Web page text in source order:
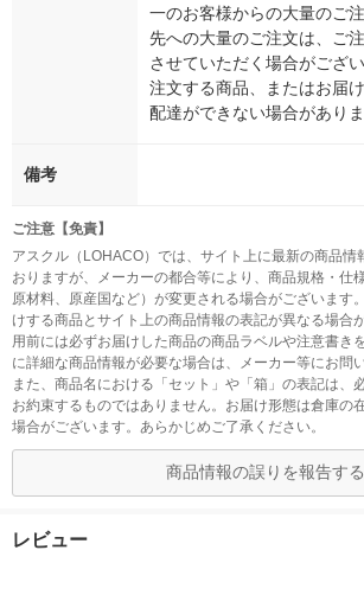
一のお客様からの大量のご
先への大量のご注文は、ご
させていただく場合がござ
注文する商品、またはお届
配達ができない場合がありま
備考
ご注意【免責】
アスクル（LOHACO）では、サイト上に最新の商品情
おりますが、メーカーの都合等により、商品規格・仕
原材料、原産国など）が変更される場合がございます
けする商品とサイト上の商品情報の表記が異なる場合
用前には必ずお届けした商品の商品ラベルや注意書き
に詳細な商品情報が必要な場合は、メーカー等にお問
また、商品名における「セット」や「箱」の表記は、
お約束するものではありません。お届け形態は倉庫の
場合がございます。あらかじめご了承ください。
商品情報の誤りを報告する
レビュー